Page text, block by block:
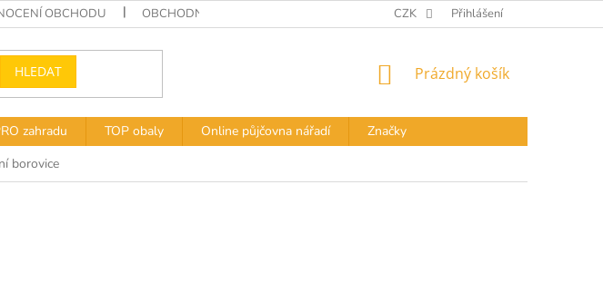
OBCHODU OBCHODNÍ PODMÍNKY DOPRAVA A PLATBA PODMÍNKY OCHRANY
CZK Přihlášení
HLEDAT
NÁKUPNÍ
Prázdný košík
zahradu TOP obaly Online půjčovna nářadí
Značky
borovice